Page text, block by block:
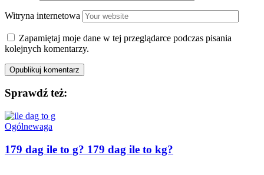
Witryna internetowa
Zapamiętaj moje dane w tej przeglądarce podczas pisania
kolejnych komentarzy.
Sprawdź też:
Ogólnewaga
179 dag ile to g? 179 dag ile to kg?